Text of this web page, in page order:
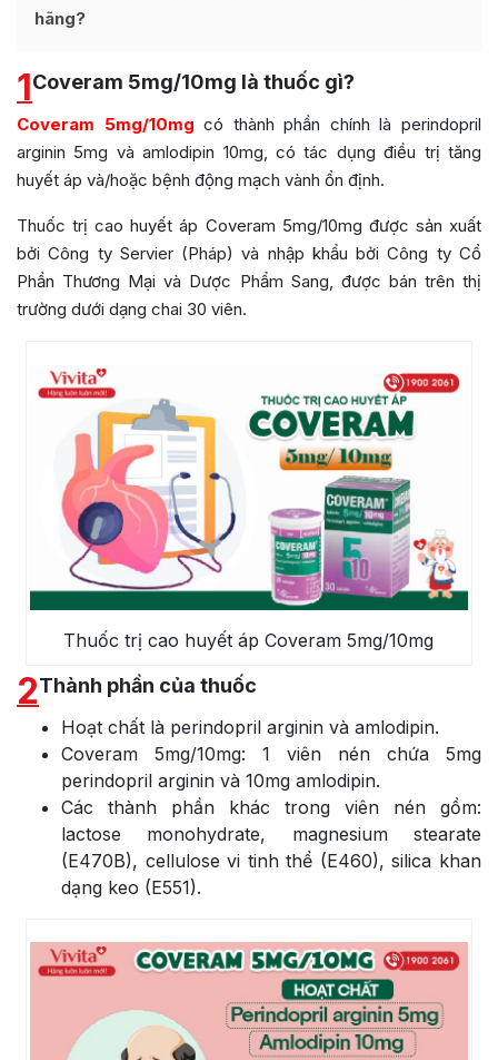
hãng?
1Coveram 5mg/10mg là thuốc gì?
Coveram 5mg/10mg có thành phần chính là perindopril
arginin 5mg và amlodipin 10mg, có tác dụng điều trị tăng
huyết áp và/hoặc bệnh động mạch vành ổn định.
Thuốc trị cao huyết áp Coveram 5mg/10mg được sản xuất
bởi Công ty Servier (Pháp) và nhập khẩu bởi Công ty Cổ
Phần Thương Mại và Dược Phẩm Sang, được bán trên thị
trường dưới dạng chai 30 viên.
Thuốc trị cao huyết áp Coveram 5mg/10mg
2Thành phần của thuốc
Hoạt chất là perindopril arginin và amlodipin.
Coveram 5mg/10mg: 1 viên nén chứa 5mg
perindopril arginin và 10mg amlodipin.
Các thành phần khác trong viên nén gồm:
lactose monohydrate, magnesium stearate
(E470B), cellulose vi tinh thể (E460), silica khan
dạng keo (E551).